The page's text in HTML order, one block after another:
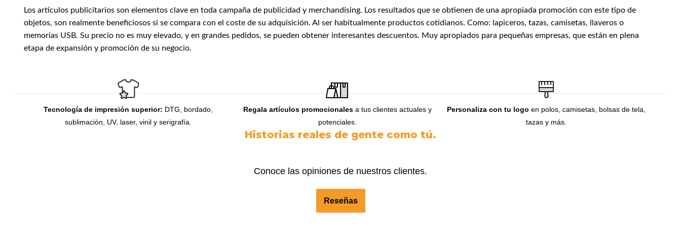
Los artículos publicitarios son elementos clave en toda campaña de publicidad y merchandising. Los resultados que se obtienen de una apropiada promoción con este tipo de
objetos, son realmente beneficiosos si se compara con el coste de su adquisición. Al ser habitualmente productos cotidianos. Como: lapiceros, tazas, camisetas, llaveros o
memorias USB. Su precio no es muy elevado, y en grandes pedidos, se pueden obtener interesantes descuentos. Muy apropiados para pequeñas empresas, que están en plena
etapa de expansión y promoción de su negocio.
Tecnología de impresión superior: DTG, bordado,
sublimación, UV, laser, vinil y serigrafía.
Regala artículos promocionalesa tus clientes actuales y
potenciales.
Personaliza con tu logo en polos, camisetas, bolsas de tela,
tazas y más.
Historias reales de gente como tú.
Conoce las opiniones de nuestros clientes.
Reseñas